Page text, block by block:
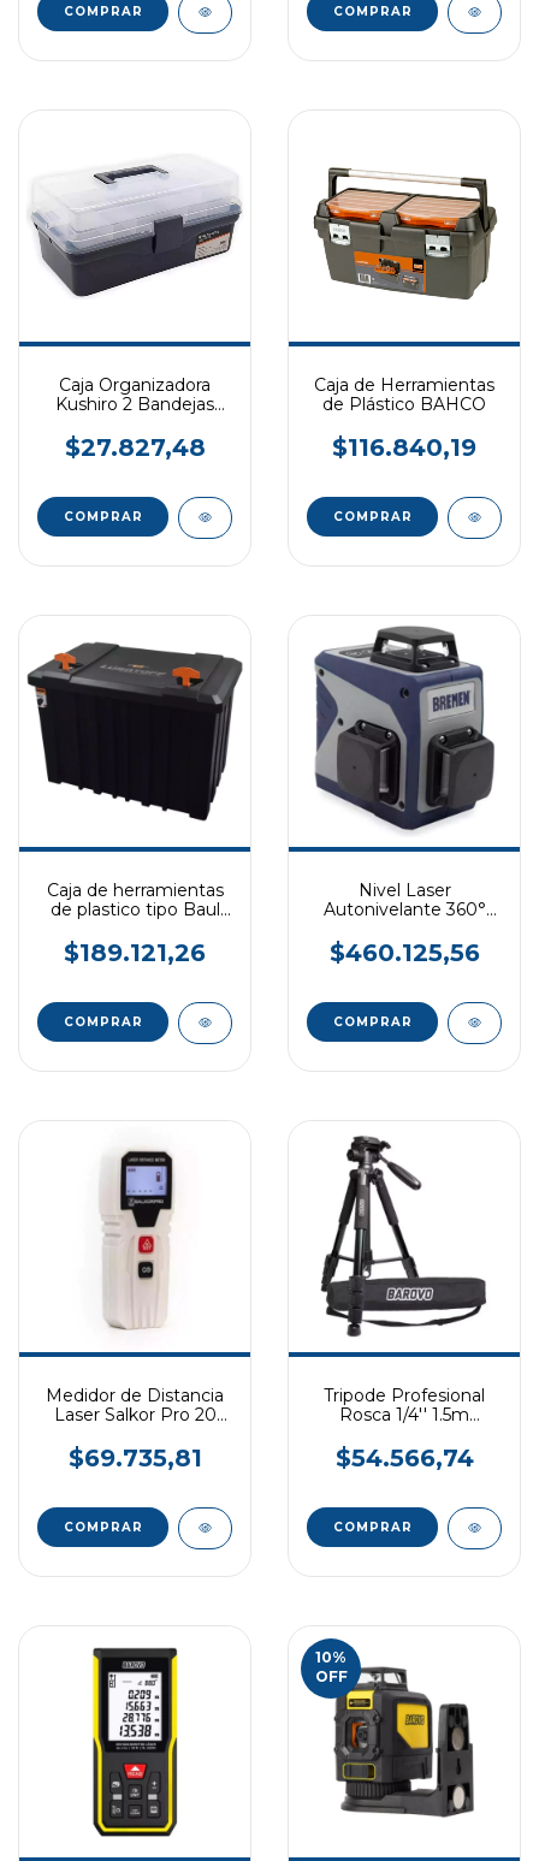
Caja Organizadora
Kushiro 2 Bandejas
$27.827,48
Caja de Herramientas
de Plástico BAHCO
$116.840,19
Caja de herramientas
de plastico tipo Baul
$189.121,26
Nivel Laser
Autonivelante 360°
$460.125,56
Medidor de Distancia
Laser Salkor Pro 20
$69.735,81
Tripode Profesional
Rosca 1/4'' 1.5m
$54.566,74
10%
OFF